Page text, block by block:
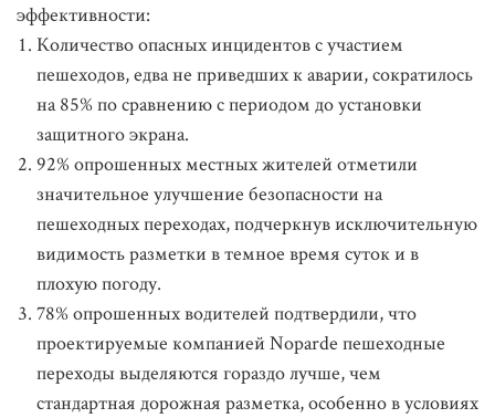
эффективности:
Количество опасных инцидентов с участием
пешеходов, едва не приведших к аварии, сократилось
на 85% по сравнению с периодом до установки
защитного экрана.
92% опрошенных местных жителей отметили
значительное улучшение безопасности на
пешеходных переходах, подчеркнув исключительную
видимость разметки в темное время суток и в
плохую погоду.
78% опрошенных водителей подтвердили, что
проектируемые компанией Noparde пешеходные
переходы выделяются гораздо лучше, чем
стандартная дорожная разметка, особенно в условиях